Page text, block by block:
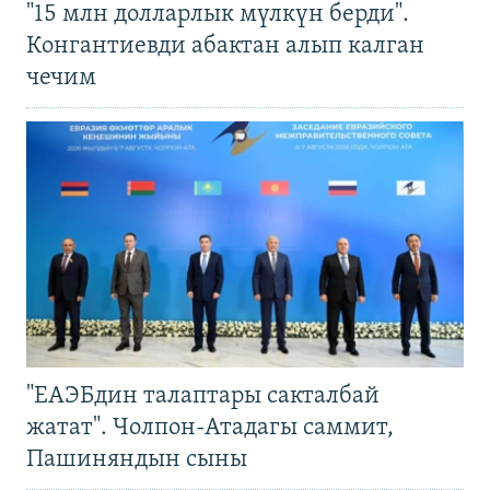
"15 млн долларлык мүлкүн берди".
Конгантиевди абактан алып калган
чечим
"ЕАЭБдин талаптары сакталбай
жатат". Чолпон-Атадагы саммит,
Пашиняндын сыны